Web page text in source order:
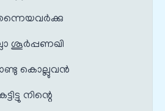
ശൂർപ്പണഖി
കൊല്ലുവൻ
നിന്റെ